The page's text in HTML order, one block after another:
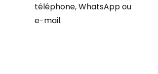
téléphone, WhatsApp ou
e-mail.